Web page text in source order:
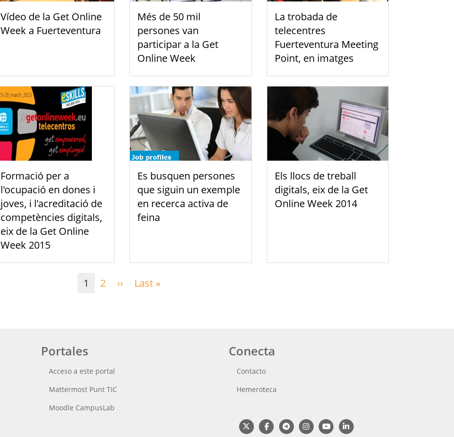
Vídeo de la Get Online
Week a Fuerteventura
Més de 50 mil
persones van
participar a la Get
Online Week
La trobada de
telecentres
Fuerteventura Meeting
Point, en imatges
Formació per a
l'ocupació en dones i
joves, i l'acreditació de
competències digitals,
eix de la Get Online
Week 2015
Es busquen persones
que siguin un exemple
en recerca activa de
feina
Els llocs de treball
digitals, eix de la Get
Online Week 2014
1 2 ›› Siguiente
Last »
Portales
Acceso a este portal
Mattermost Punt TIC
Moodle CampusLab
Conecta
Contacto
Hemeroteca